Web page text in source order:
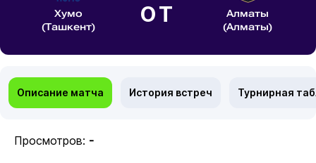
Хумо
(Ташкент)
ОТ
Алматы
(Алматы)
Описание матча История встреч Турнирная
Просмотров: -